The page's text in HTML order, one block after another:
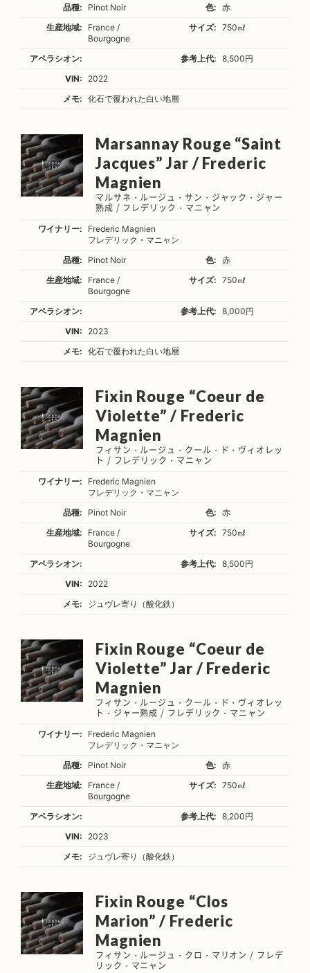
品種:
Pinot Noir 色:
赤
生産地域:
France /
Bourgogne
サイズ: 750㎖
アペラシオン: 参考上代:
8,500円
VIN:
2022
メモ:
化石で覆われた白い地層
Marsannay Rouge “Saint
Jacques” Jar / Frederic
Magnien
マルサネ・ルージュ・サン・ジャック・ジャー
熟成 / フレデリック・マニャン
ワイナリー:
Frederic Magnien
フレデリック・マニャン
品種:
Pinot Noir 色:
赤
生産地域:
France /
Bourgogne
サイズ: 750㎖
アペラシオン: 参考上代:
8,000円
VIN:
2023
メモ:
化石で覆われた白い地層
Fixin Rouge “Coeur de
Violette” / Frederic
Magnien
フィサン・ルージュ・クール・ド・ヴィオレッ
ト / フレデリック・マニャン
ワイナリー:
Frederic Magnien
フレデリック・マニャン
品種:
Pinot Noir 色:
赤
生産地域:
France /
Bourgogne
サイズ: 750㎖
アペラシオン: 参考上代:
8,500円
VIN:
2022
メモ:
ジュヴレ寄り（酸化鉄）
Fixin Rouge “Coeur de
Violette” Jar / Frederic
Magnien
フィサン・ルージュ・クール・ド・ヴィオレッ
ト・ジャー熟成 / フレデリック・マニャン
ワイナリー:
Frederic Magnien
フレデリック・マニャン
品種:
Pinot Noir 色:
赤
生産地域:
France /
Bourgogne
サイズ: 750㎖
アペラシオン: 参考上代:
8,200円
VIN:
2023
メモ:
ジュヴレ寄り（酸化鉄）
Fixin Rouge “Clos
Marion” / Frederic
Magnien
フィサン・ルージュ・クロ・マリオン / フレデ
リック・マニャン